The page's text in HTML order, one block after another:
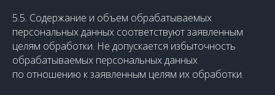
5.5. Содержание и объем обрабатываемых
персональных данных соответствуют заявленным
целям обработки. Не допускается избыточность
обрабатываемых персональных данных
по отношению к заявленным целям их обработки.